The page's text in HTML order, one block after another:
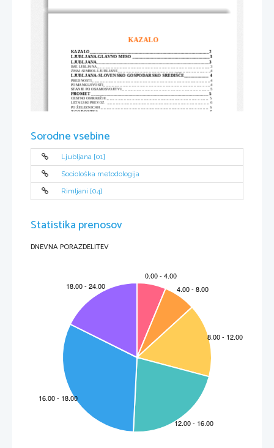
KAZALO
KAZALO______________________________________________________2
LJUBLJANA.GLAVNO MESO ___________________________________3
LJUBLJANA___________________________________________________3
IME LJBLJANA_ _ _ _ _ _ _ _ _ _ _ _ _ _ _ _ _ _ _ _ _ _ _ _ _ _ _ _ _ _ _ _ _ _ _ _ _ _ _ _ 3
ZMAJ-SIMBOL LJUBLJANE_ _ _ _ _ _ _ _ _ _ _ _ _ _ _ _ _ _ _ _ _ _ _ _ _ _ _ _ _ _ _ _ _4
LJUBLJANA-SLOVENSKO GOSPODARSKO SREDIŠČE___________ 4
PREDNOSTI_ _ _ _ _ _ _ _ _ _ _ _ _ _ _ _ _ _ _ _ _ _ _ _ _ _ _ _ _ _ _ _ _ _ _ _ _ _ _ _ _ _ 4
POMANKLJIVOSTI_ _ _ _ _ _ _ _ _ _ _ _ _ _ _ _ _ _ _ _ _ _ _ _ _ _ _ _ _ _ _ _ _ _ _ _ _ _4
STANJE PO OSAMOSVOJITVI _ _ _ _ _ _ _ _ _ _ _ _ _ _ _ _ _ _ _ _ _ _ _ _ _ _ _ _ _ _ _ 5
PROMET _____________________________________________________ 5
CESTNO OMRREŽJE _ _ _ _ _ _ _ _ _ _ _ _ _ _ _ _ _ _ _ _ _ _ _ _ _ _ _ _ _ _ _ _ _ _ _ _  5
LETALSKI PREVOZ   _ _ _ _ _ _ _ _ _ _ _ _ _ _ _ _ _ _ _ _ _ _ _ _ _ _ _ _ _ _ _ _ _ _ _ _  6
PO ŽELEZNICAH _ _ _ _ _ _ _ _ _ _ _ _ _ _ _ _ _ _ _ _ _ _ _ _ _ _ _ _ _ _ _ _ _ _ _ _ _ _  6
ZGODOVINA __________________________________________________6
KRAJINSKI PARK TIVOLI,ROŽNIK IN ŠIŠENSKI HRIB___________7
KRAJINSKI PARK POLHOGRAJSKI DOLOMIT__________________ 8
ZNAMENIZOSTI_______________________________________________8
TROMOSTOVJE_ _ _ _ _ _ _ _ _ _ _ _ _ _ _ _ _ _ _ _ _ _ _ _ _ _ _ _ _ _ _ _ _ _ _ _ _ _ _  9
ROBBOV  VODNJAK- VODNJAK  TREH KRANJSKIH REK_ _ _ _ _ _ _ _ _ _ _ _ _ _   9
ZAKLJUČEK__________________________________________________ 9
GLAVNO MESTO SLOVENIJE
Ljubljana je
politično, znanstveno in kulturno središče slovenskega
naroda
ter z 275.000 prebivalci hkrati največje mesto v Sloveniji in
njen najpomembnejši gospodarski center.
Leži na križišču pomembnih prometnih poti saj je na naravnem
križpotju iz Srednje Evrope v Sredozemlje, na Balkan in v Panonski
bazen. Po svoji legi je edinstveno mesto, saj si lahko njeni prebivalci
privoščijo v enem dnevu visokogorsko smučanje in kopanje v morju.
, velja za ustanovitelja Ljubljane grški kraljevič Jazon s prijatelji Argonavti. Kralju Aitesu
so ukradli zlato runo in na begu pred njim zapluli iz Črnega morja v Donavo, iz nje v Savo in iz Save v
Ljubljanico. Ob izviru Ljubljanice so našli veliko jezero in ob njem barje. Njihov poglavar Jazon je tu naletel na
strašno pošast, se z njo boril in jo ubil. Ta pošast naj bi bil
, ki danes domuje vrh grajskega
Sorodne vsebine
Ljubljana [01]
Sociološka metodologija
Rimljani [04]
Statistika prenosov
DNEVNA PORAZDELITEV